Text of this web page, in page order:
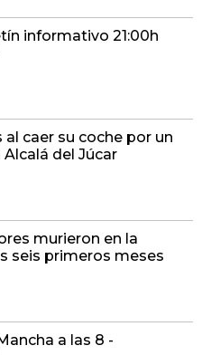
informativo 21:00h
al caer su coche por un
Alcalá del Júcar
murieron en la
seis primeros meses
a las 8 -